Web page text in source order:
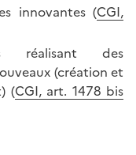
innovantes (CGI,
réalisant des
(création et
(CGI, art. 1478 bis